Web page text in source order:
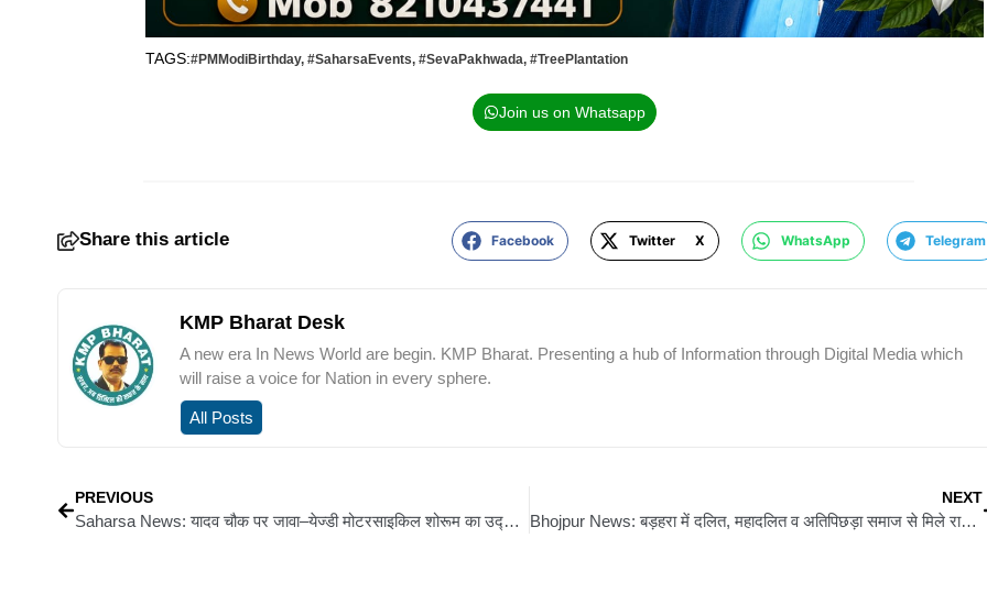
TAGS:#PMModiBirthday, #SaharsaEvents, #SevaPakhwada, #TreePlantation
Join us on Whatsapp
Share this article Facebook Twitter X WhatsApp Telegram
KMP Bharat Desk
A new era In News World are begin. KMP Bharat. Presenting a hub of Information through Digital Media which
will raise a voice for Nation in every sphere.
All Posts
PREVIOUS
Saharsa News: यादव चौक पर जावा–येज्डी मोटरसाइकिल शोरूम का उद्घाटन, युवाओं में दिखा क्रेज
NEXT
Bhojpur News: बड़हरा में दलित, महादलित व अतिपिछड़ा समाज से मिले राजद नेता